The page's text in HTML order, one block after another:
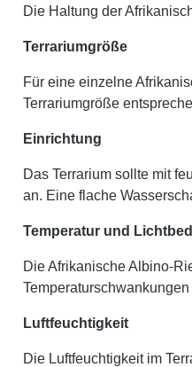
Die Haltung der
Terrariumgröße
Für eine einzelne
Terrariumgröße
Einrichtung
Das Terrarium sollte mit
an. Eine flache
Temperatur und
Die Afrikanische Albino-
Luftfeuchtigkeit
Die Luftfeuchtigkeit im